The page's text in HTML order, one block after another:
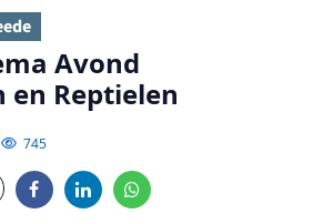
Avond
Reptielen
745